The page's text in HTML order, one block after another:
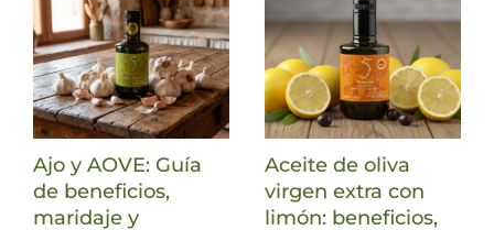
Ajo y AOVE: Guía
de beneficios,
maridaje y
Aceite de oliva
virgen extra con
limón: beneficios,